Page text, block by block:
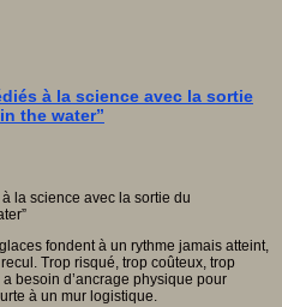
à la science avec la sortie
the water”
fondent à un rythme jamais atteint,
Trop risqué, trop coûteux, trop
besoin d’ancrage physique pour
à un mur logistique.